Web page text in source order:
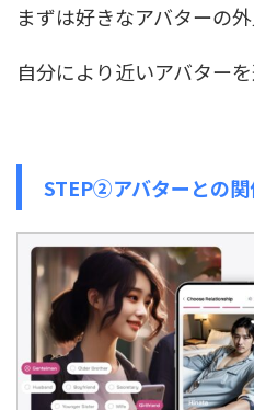
まずは好きなアバターの外
自分により近いアバター
STEP②アバターとの関